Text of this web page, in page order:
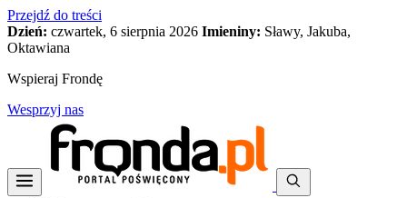
Przejdź do treści
Dzień: czwartek, 6 sierpnia 2026 Imieniny: Sławy, Jakuba,
Oktawiana
Wspieraj Frondę
Wesprzyj nas